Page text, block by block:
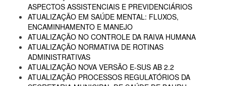
ASPECTOS ASSISTENCIAIS E PREVIDENCIÁRIOS
ATUALIZAÇÃO EM SAÚDE MENTAL: FLUXOS,
ENCAMINHAMENTO E MANEJO
ATUALIZAÇÃO NO CONTROLE DA RAIVA HUMANA
ATUALIZAÇÃO NORMATIVA DE ROTINAS
ADMINISTRATIVAS
ATUALIZAÇÃO NOVA VERSÃO E-SUS AB 2.2
ATUALIZAÇÃO PROCESSOS REGULATÓRIOS DA